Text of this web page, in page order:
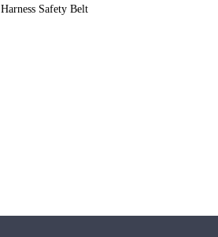
Harness Safety Belt